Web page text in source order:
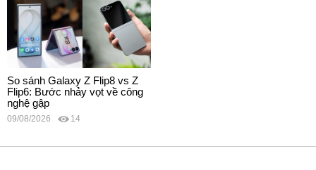
So sánh Galaxy Z Flip8 vs Z
Flip6: Bước nhảy vọt về công
nghệ gập
09/08/2026 14